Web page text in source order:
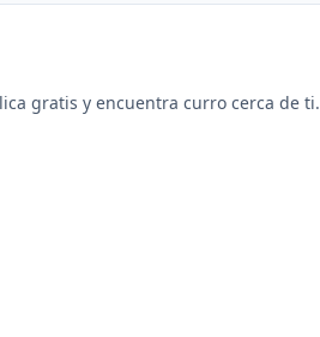
gratis y encuentra curro cerca de ti.